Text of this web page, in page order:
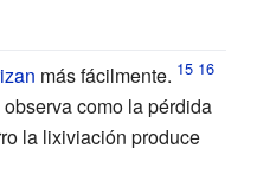
más fácilmente.
como la pérdida
la lixiviación produce